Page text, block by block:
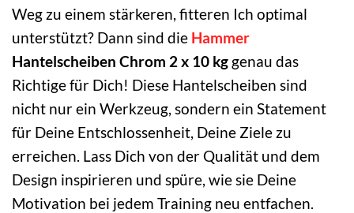
Weg zu einem stärkeren, fitteren Ich optimal
unterstützt? Dann sind die Hammer
Hantelscheiben Chrom 2 x 10 kg genau das
Richtige für Dich! Diese Hantelscheiben sind
nicht nur ein Werkzeug, sondern ein Statement
für Deine Entschlossenheit, Deine Ziele zu
erreichen. Lass Dich von der Qualität und dem
Design inspirieren und spüre, wie sie Deine
Motivation bei jedem Training neu entfachen.